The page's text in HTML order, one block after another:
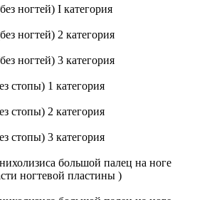
ногтей) I категория
ногтей) 2 категория
ногтей) 3 категория
стопы) 1 категория
стопы) 2 категория
стопы) 3 категория
большой палец на ноге
ногтевой пластины )